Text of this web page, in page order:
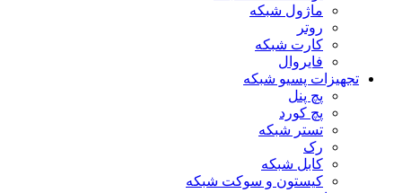
ماژول شبکه
روتر
کارت شبکه
فایروال
تجهیزات پسیو شبکه
پچ پنل
پچ کورد
تستر شبکه
رک
کابل شبکه
کیستون و سوکت شبکه